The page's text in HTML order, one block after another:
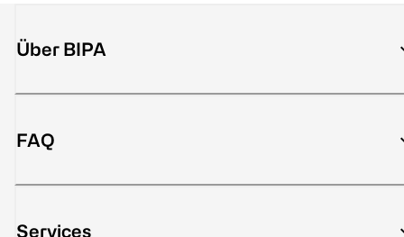
Über BIPA
FAQ
Services